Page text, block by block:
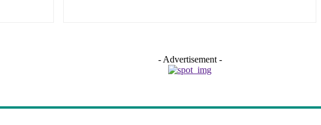
- Advertisement -